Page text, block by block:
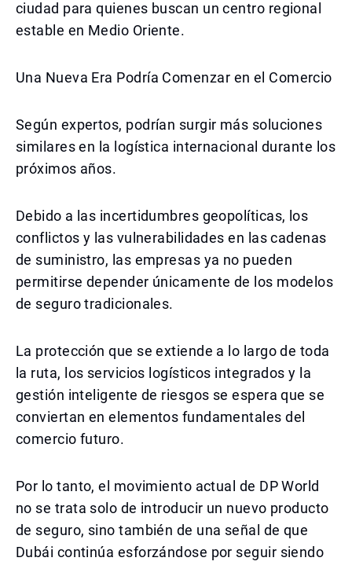
ciudad para quienes buscan un centro regional
estable en Medio Oriente.
Una Nueva Era Podría Comenzar en el Comercio
Según expertos, podrían surgir más soluciones
similares en la logística internacional durante los
próximos años.
Debido a las incertidumbres geopolíticas, los
conflictos y las vulnerabilidades en las cadenas
de suministro, las empresas ya no pueden
permitirse depender únicamente de los modelos
de seguro tradicionales.
La protección que se extiende a lo largo de toda
la ruta, los servicios logísticos integrados y la
gestión inteligente de riesgos se espera que se
conviertan en elementos fundamentales del
comercio futuro.
Por lo tanto, el movimiento actual de DP World
no se trata solo de introducir un nuevo producto
de seguro, sino también de una señal de que
Dubái continúa esforzándose por seguir siendo